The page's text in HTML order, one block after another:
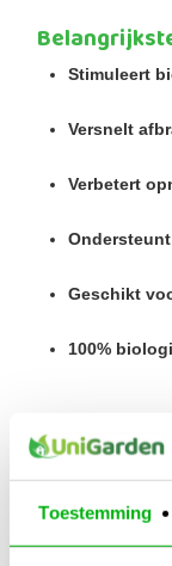
Toestemming
Stimuleert
Versnelt
Verbetert
Geschikt
100%
MetBiozymgeef
Kijk ook naar:
voor-in-de-tuin/